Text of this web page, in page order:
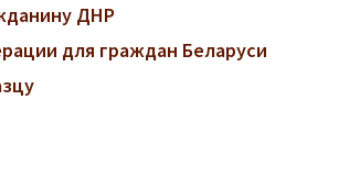
ДНР
для граждан Беларуси